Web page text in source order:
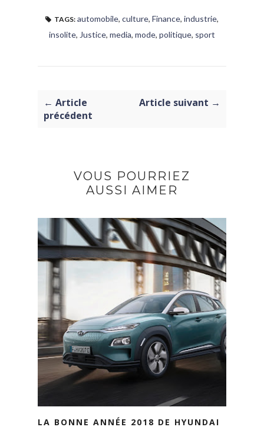
TAGS: automobile, culture, Finance, industrie,
insolite, Justice, media, mode, politique, sport
← Article
précédent
Article suivant →
VOUS POURRIEZ
AUSSI AIMER
LA BONNE ANNÉE 2018 DE HYUNDAI